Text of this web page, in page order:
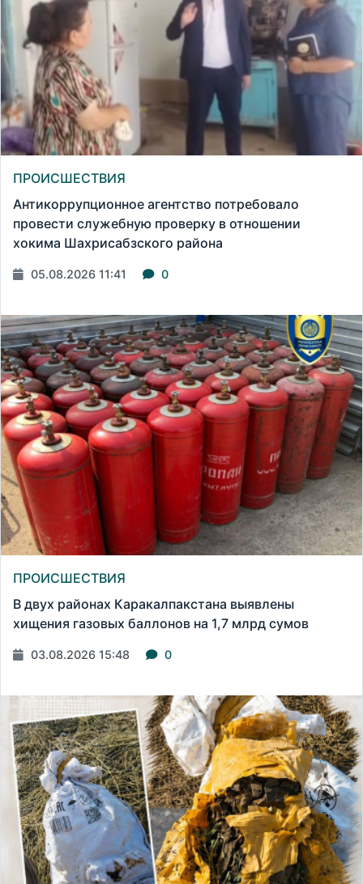
ПРОИСШЕСТВИЯ
Антикоррупционное агентство потребовало
провести служебную проверку в отношении
хокима Шахрисабзского района
05.08.2026 11:41 0
ПРОИСШЕСТВИЯ
В двух районах Каракалпакстана выявлены
хищения газовых баллонов на 1,7 млрд сумов
03.08.2026 15:48 0